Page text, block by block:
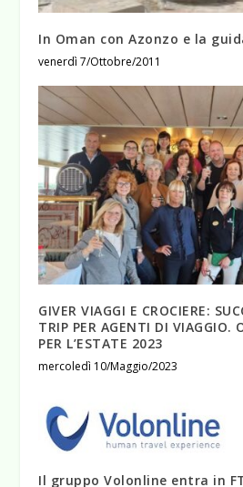
In Oman con Azonzo e la
venerdì 7/Ottobre/2011
GIVER VIAGGI E CROCIERE:
TRIP PER AGENTI DI VIAGGIO.
PER L’ESTATE 2023
mercoledì 10/Maggio/2023
Il gruppo Volonline entra in